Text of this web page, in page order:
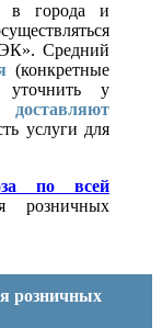
в города и
Средний
(конкретные
уточнить у
услуги для
по всей
розничных
розничных